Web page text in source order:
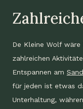
De Kleine Wolf wäre
zahlreichen
Entspannen am
für jeden ist etwas
Unterhaltung,